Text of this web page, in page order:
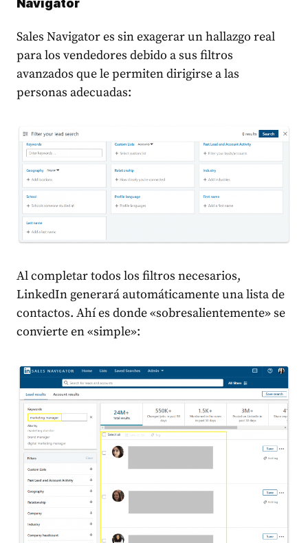
Navigator
Sales Navigator es sin exagerar un hallazgo real
para los vendedores debido a sus filtros
avanzados que le permiten dirigirse a las
personas adecuadas:
Al completar todos los filtros necesarios,
LinkedIn generará automáticamente una lista de
contactos. Ahí es donde «sobresalientemente» se
convierte en «simple»: